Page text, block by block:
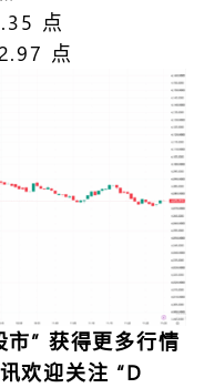
点
点
市” 获得更多行情
欢迎关注 “D